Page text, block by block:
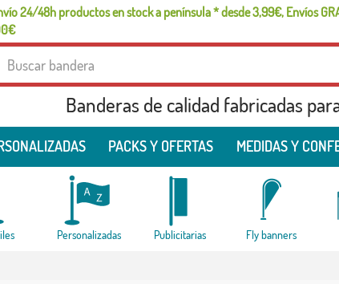
24/48h productos en stock a península * desde 3,99€, Envíos
Banderas de calidad fabricadas
PACKS Y OFERTAS MEDIDAS Y
Personalizadas Publicitarias Fly banners